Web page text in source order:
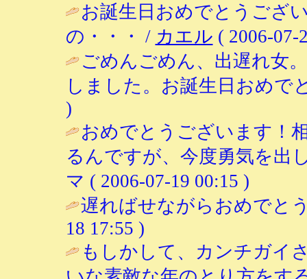
お誕生日おめでとうござ
の・・・ / カエル ( 2006-07-
ごめんごめん、出遅れ女
しました。お誕生日おめで
)
おめでとうございます！
るんですが、今度勇気を出
マ ( 2006-07-19 00:15 )
遅ればせながらおめでと
18 17:55 )
もしかして、カンチガイ